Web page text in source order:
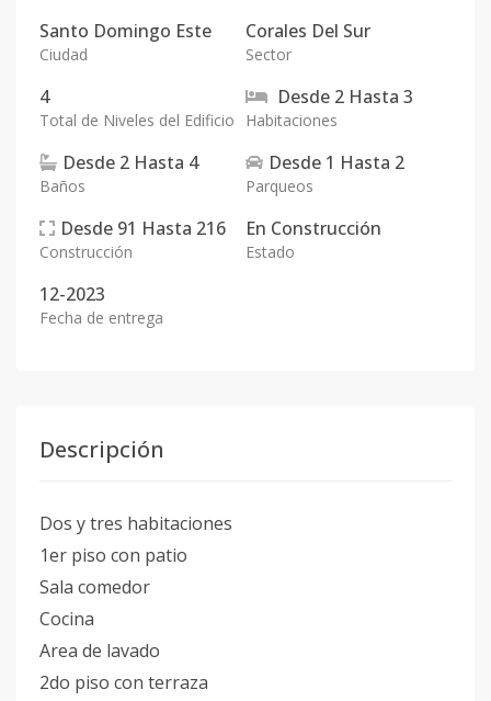
Santo Domingo Este
Ciudad
Corales Del Sur
Sector
4
Total de Niveles del Edificio
Desde 2 Hasta 3
Habitaciones
Desde 2 Hasta 4
Baños
Desde 1 Hasta 2
Parqueos
Desde 91 Hasta 216
Construcción
En Construcción
Estado
12-2023
Fecha de entrega
Descripción
Dos y tres habitaciones
1er piso con patio
Sala comedor
Cocina
Area de lavado
2do piso con terraza